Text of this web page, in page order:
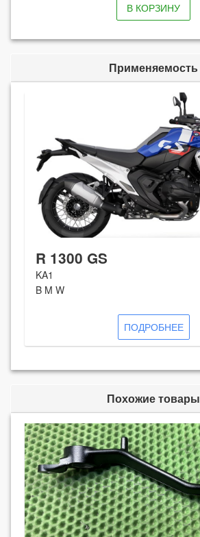
В КОРЗИНУ
Применяемость
R 1300 GS
KA1
B M W
ПОДРОБНЕЕ
Похожие товары